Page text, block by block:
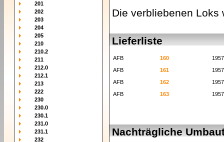
201
202
203
204
205
210
210.2
211
212.0
212.1
213
222
230
230.0
230.1
231.0
231.1
232
Die verbliebenen Loks
Lieferliste
AFB 160
1957
AFB
161
1957
AFB
162
1957
AFB
163 1957
Nachträgliche